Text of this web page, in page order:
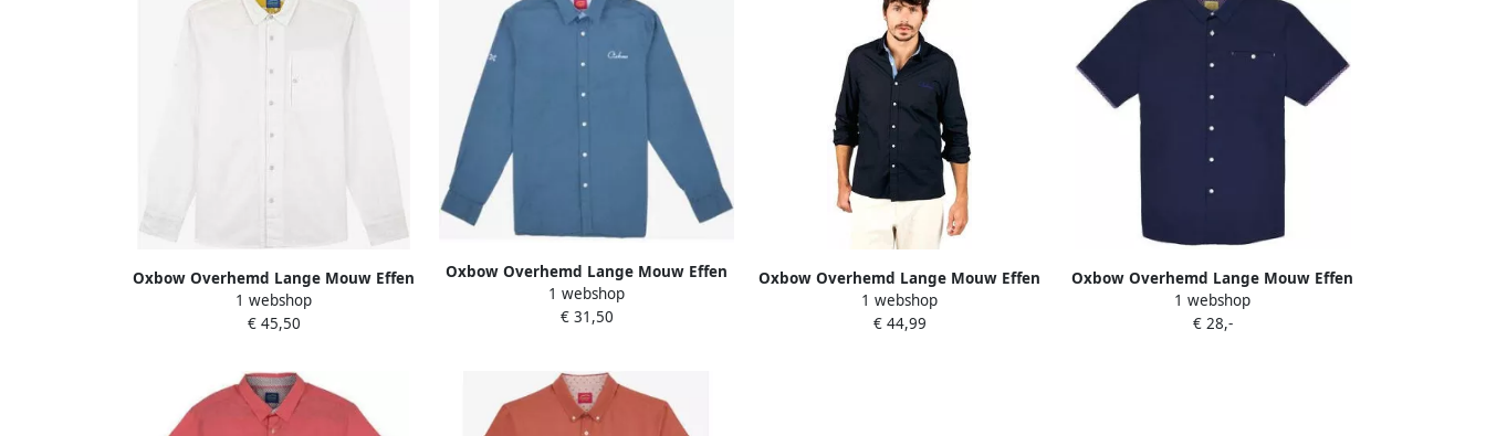
Oxbow Overhemd Lange Mouw Effen
overhemd met lange mouwen
P1CAZINA
1 webshop
€ 45,50
Oxbow Overhemd Lange Mouw Effen
overhemd met lange mouwen
O2CAVIRO
1 webshop
€ 31,50
Oxbow Overhemd Lange Mouw Effen
overhemd met lange mouwen CAVIRO
1 webshop
€ 44,99
Oxbow Overhemd Lange Mouw Effen
overhemd met korte mouwen stretch
O1CARLOW
1 webshop
€ 28,-